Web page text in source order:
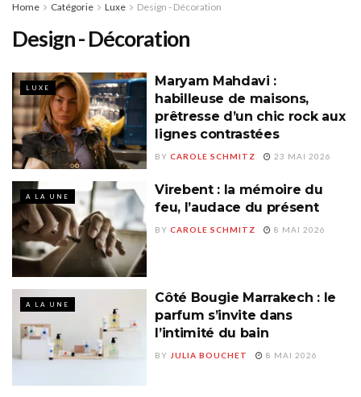
Home Catégorie Luxe Design - Décoration
Design - Décoration
LUXE
Maryam Mahdavi :
habilleuse de maisons,
prêtresse d’un chic rock aux
lignes contrastées
BY CAROLE SCHMITZ 23 MAI 2026
A LA UNE
Virebent : la mémoire du
feu, l’audace du présent
BY CAROLE SCHMITZ 8 MAI 2026
A LA UNE
Côté Bougie Marrakech : le
parfum s’invite dans
l’intimité du bain
BY JULIA BOUCHET 8 MAI 2026